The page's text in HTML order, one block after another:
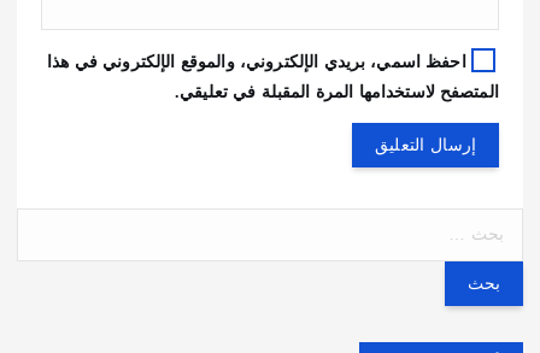
احفظ اسمي، بريدي الإلكتروني، والموقع الإلكتروني في هذا
المتصفح لاستخدامها المرة المقبلة في تعليقي.
ح